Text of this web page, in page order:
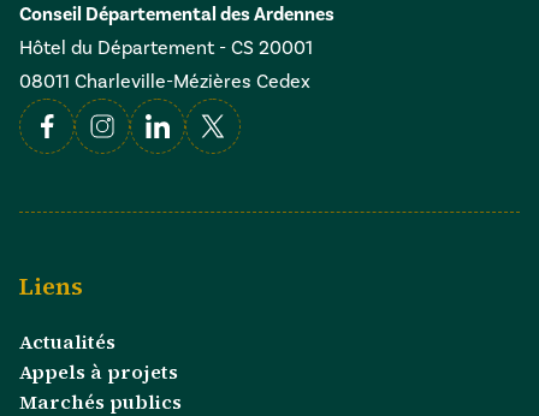
Conseil Départemental des Ardennes
Hôtel du Département - CS 20001
08011 Charleville-Mézières Cedex
FacebookInstagramLinkedin
X
Liens
Actualités
Appels à projets
Marchés publics